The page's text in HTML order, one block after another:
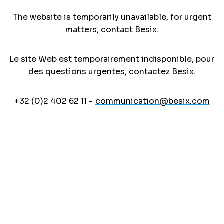
The website is temporarily unavailable, for urgent
matters, contact Besix.
Le site Web est temporairement indisponible, pour
des questions urgentes, contactez Besix.
+32 (0)2 402 62 11 - communication@besix.com